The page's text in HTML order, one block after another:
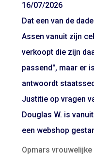
16/07/2026
Dat een van de
Assen vanuit zijn
verkoopt die zijn
passend", maar er
antwoordt
Justitie op vragen
Douglas W. is
een webshop
Opmars